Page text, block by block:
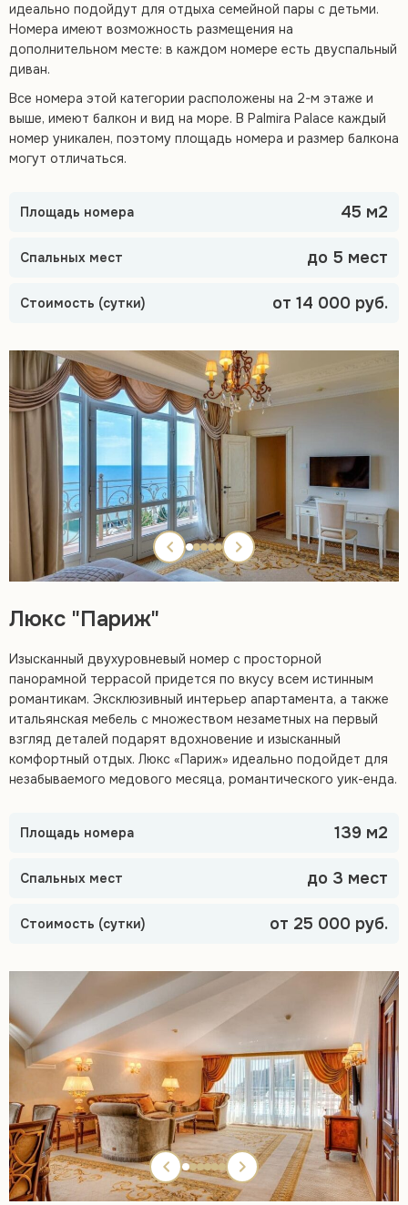
идеально подойдут для отдыха семейной пары с детьми.
Номера имеют возможность размещения на
дополнительном месте: в каждом номере есть двуспальный
диван.
Все номера этой категории расположены на 2-м этаже и
выше, имеют балкон и вид на море. В Palmira Palace каждый
номер уникален, поэтому площадь номера и размер балкона
могут отличаться.
Площадь номера 45 м2
Спальных мест до 5 мест
Стоимость (сутки) от 14 000 руб.
Люкс "Париж"
Изысканный двухуровневый номер с просторной
панорамной террасой придется по вкусу всем истинным
романтикам. Эксклюзивный интерьер апартамента, а также
итальянская мебель с множеством незаметных на первый
взгляд деталей подарят вдохновение и изысканный
комфортный отдых. Люкс «Париж» идеально подойдет для
незабываемого медового месяца, романтического уик-енда.
Площадь номера 139 м2
Спальных мест до 3 мест
Стоимость (сутки) от 25 000 руб.